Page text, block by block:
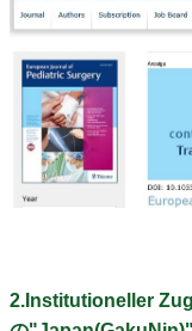
2.Institutioneller